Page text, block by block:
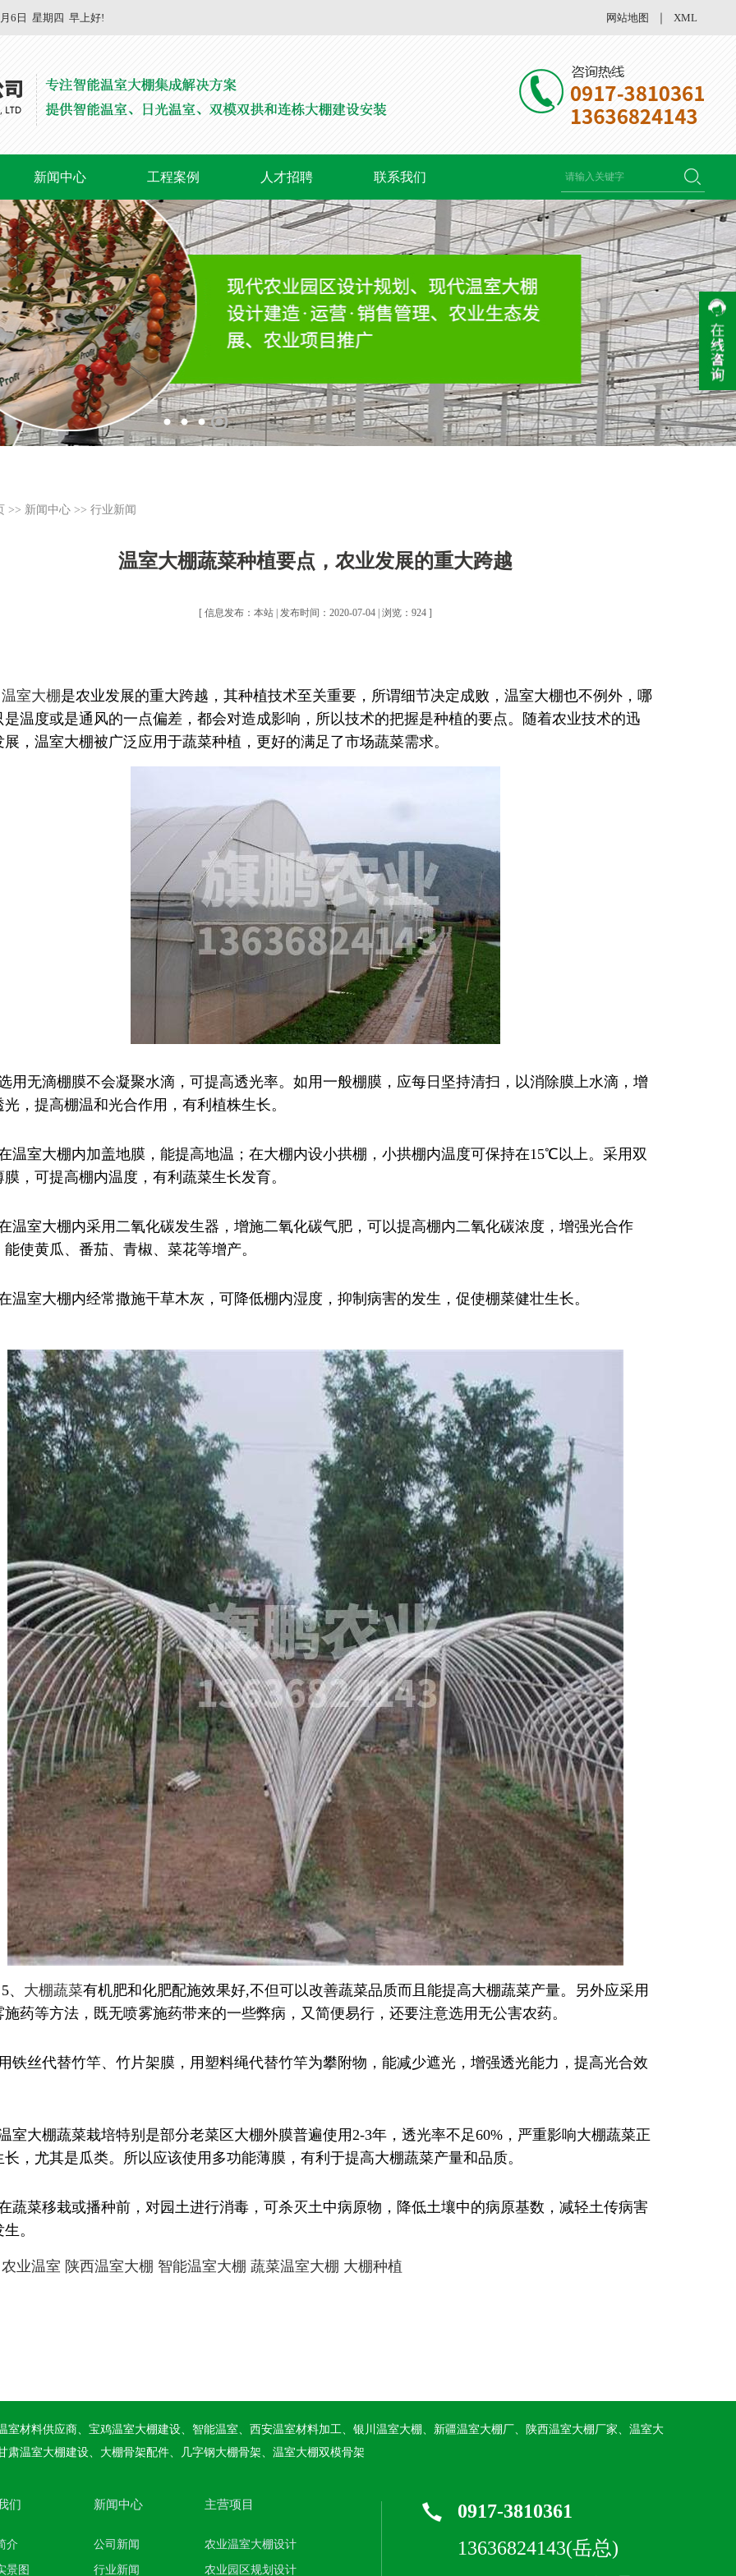
6日 星期四 早上好! 网站地图 XML
新闻中心 工程案例 人才招聘 联系我们
>> 新闻中心 >> 行业新闻
温室大棚蔬菜种植要点，农业发展的重大跨越
[ 信息发布：本站 | 发布时间：2020-07-04 | 浏览：924 ]
温室大棚是农业发展的重大跨越，其种植技术至关重要，所谓细节决定成败，温室大棚也不例外，哪
是温度或是通风的一点偏差，都会对造成影响，所以技术的把握是种植的要点。随着农业技术的迅
展，温室大棚被广泛应用于蔬菜种植，更好的满足了市场蔬菜需求。
用无滴棚膜不会凝聚水滴，可提高透光率。如用一般棚膜，应每日坚持清扫，以消除膜上水滴，增
光，提高棚温和光合作用，有利植株生长。
温室大棚内加盖地膜，能提高地温；在大棚内设小拱棚，小拱棚内温度可保持在15℃以上。采用双
膜，可提高棚内温度，有利蔬菜生长发育。
温室大棚内采用二氧化碳发生器，增施二氧化碳气肥，可以提高棚内二氧化碳浓度，增强光合作
能使黄瓜、番茄、青椒、菜花等增产。
温室大棚内经常撒施干草木灰，可降低棚内湿度，抑制病害的发生，促使棚菜健壮生长。
5、 大棚蔬菜有机肥和化肥配施效果好,不但可以改善蔬菜品质而且能提高大棚蔬菜产量。另外应采用
施药等方法，既无喷雾施药带来的一些弊病，又简便易行，还要注意选用无公害农药。
铁丝代替竹竿、竹片架膜，用塑料绳代替竹竿为攀附物，能减少遮光，增强透光能力，提高光合效
室大棚蔬菜栽培特别是部分老菜区大棚外膜普遍使用2-3年，透光率不足60%，严重影响大棚蔬菜正
长，尤其是瓜类。所以应该使用多功能薄膜，有利于提高大棚蔬菜产量和品质。
蔬菜移栽或播种前，对园土进行消毒，可杀灭土中病原物，降低土壤中的病原基数，减轻土传病害
。
农业温室 陕西温室大棚 智能温室大棚 蔬菜温室大棚 大棚种植
室材料供应商、宝鸡温室大棚建设、智能温室、西安温室材料加工、银川温室大棚、新疆温室大棚厂、陕西温室大棚厂家、温室大
肃温室大棚建设、大棚骨架配件、几字钢大棚骨架、温室大棚双模骨架
们
介
景图
新闻中心
公司新闻
行业新闻
主营项目
农业温室大棚设计
农业园区规划设计
0917-3810361
13636824143(岳总)